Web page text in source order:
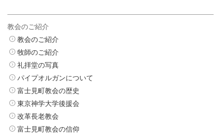
教会のご紹介
教会のご紹介
牧師のご紹介
礼拝堂の写真
パイプオルガンについて
富士見町教会の歴史
東京神学大学後援会
改革長老教会
富士見町教会の信仰